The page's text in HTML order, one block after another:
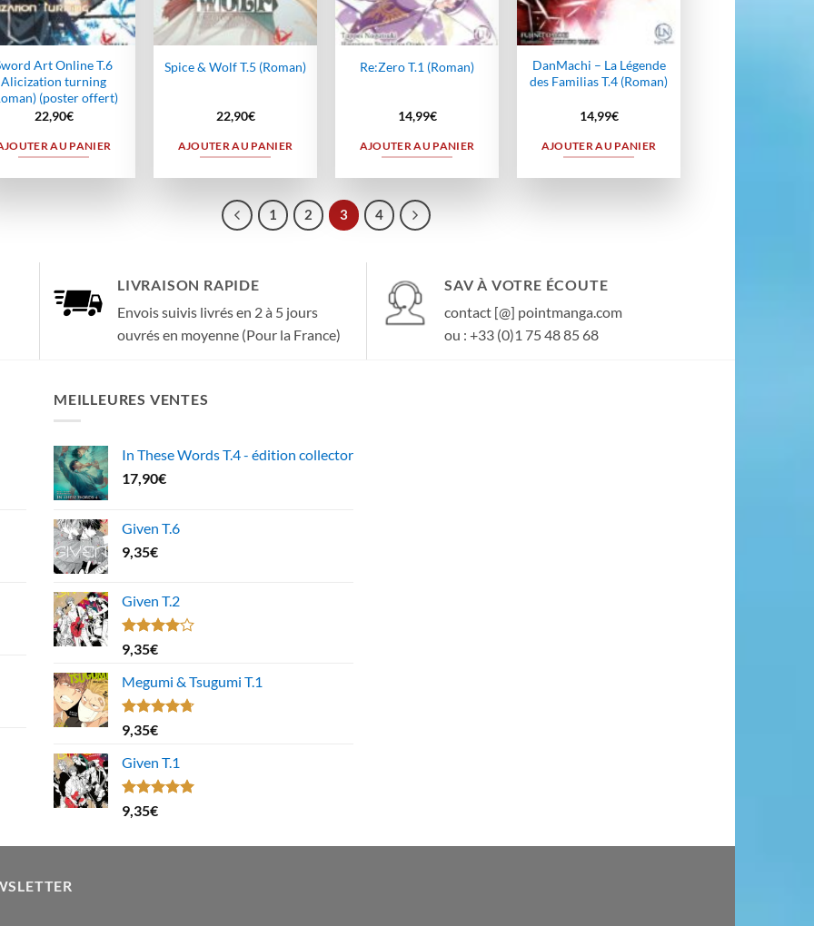
Art Online T.6
Alicization turning
(poster offert)
22,90€
AU PANIER
Spice & Wolf T.5 (Roman)
22,90€
AJOUTER AU PANIER
Re:Zero T.1 (Roman)
14,99€
AJOUTER AU PANIER
DanMachi – La Légende
des Familias T.4 (Roman)
14,99€
AJOUTER AU PANIER
1 2 3 4
LIVRAISON RAPIDE
Envois suivis livrés en 2 à 5 jours
ouvrés en moyenne (Pour la France)
SAV À VOTRE ÉCOUTE
contact [@] pointmanga.com
ou : +33 (0)1 75 48 85 68
MEILLEURES VENTES
In These Words T.4 - édition collector
17,90€
Given T.6
9,35€
Given T.2
Note
4.00
5
9,35€
Megumi & Tsugumi T.1
Note4.67
sur 5
9,35€
Given T.1
Note5.00
sur 5
9,35€